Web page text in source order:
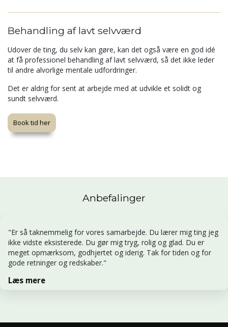
Behandling af lavt selvværd
Udover de ting, du selv kan gøre, kan det også være en god idé
at få professionel behandling af lavt selvværd, så det ikke leder
til andre alvorlige mentale udfordringer.
Det er aldrig for sent at arbejde med at udvikle et solidt og
sundt selvværd.
Book tid her
Anbefalinger
"Er så taknemmelig for vores samarbejde. Du lærer mig ting jeg
ikke vidste eksisterede. Du gør mig tryg, rolig og glad. Du er
meget opmærksom, godhjertet og iderig. Tak for tiden og for
gode retninger og redskaber."
Læs mere